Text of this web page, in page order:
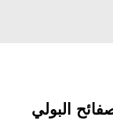
البولي